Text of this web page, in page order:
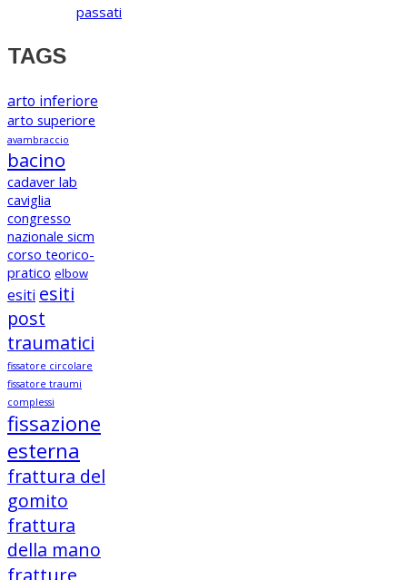
passati
TAGS
arto inferiore
arto superiore
avambraccio
bacino
cadaver lab
caviglia
congresso
nazionale sicm
corso teorico-
pratico elbow
esiti esiti
post
traumatici
fissatore circolare
fissatore traumi
complessi
fissazione
esterna
frattura del
gomito
frattura
della mano
fratture